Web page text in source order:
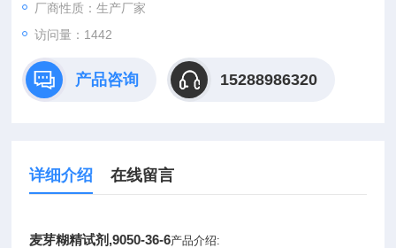
厂商性质：生产厂家
访问量：1442
产品咨询 15288986320
详细介绍 在线留言
麦芽糊精试剂,9050-36-6产品介绍: